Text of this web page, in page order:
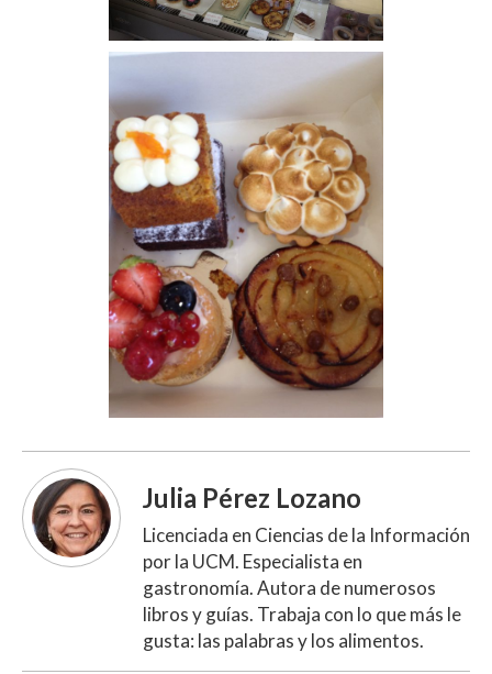
Julia Pérez Lozano
Licenciada en Ciencias de la Información
por la UCM. Especialista en
gastronomía. Autora de numerosos
libros y guías. Trabaja con lo que más le
gusta: las palabras y los alimentos.